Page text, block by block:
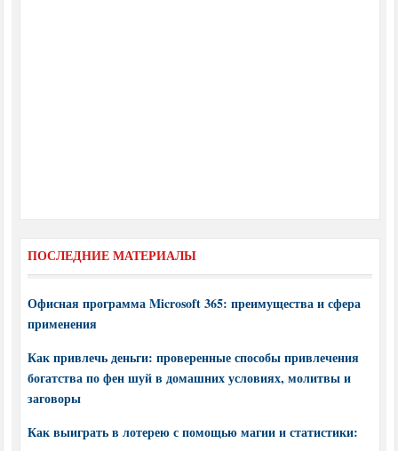
ПОСЛЕДНИЕ МАТЕРИАЛЫ
Офисная программа Microsoft 365: преимущества и сфера
применения
Как привлечь деньги: проверенные способы привлечения
богатства по фен шуй в домашних условиях, молитвы и
заговоры
Как выиграть в лотерею с помощью магии и статистики: